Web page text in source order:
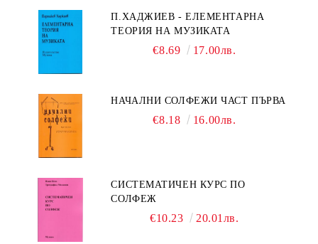
П.ХАДЖИЕВ - ЕЛЕМЕНТАРНА
ТЕОРИЯ НА МУЗИКАТА
€8.69 17.00лв.
НАЧАЛНИ СОЛФЕЖИ ЧАСТ ПЪРВА
€8.18 16.00лв.
СИСТЕМАТИЧЕН КУРС ПО
СОЛФЕЖ
€10.23 20.01лв.